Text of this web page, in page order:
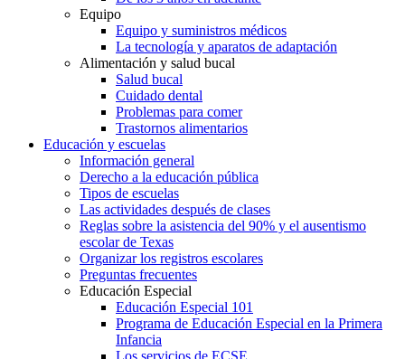
Equipo
Equipo y suministros médicos
La tecnología y aparatos de adaptación
Alimentación y salud bucal
Salud bucal
Cuidado dental
Problemas para comer
Trastornos alimentarios
Educación y escuelas
Información general
Derecho a la educación pública
Tipos de escuelas
Las actividades después de clases
Reglas sobre la asistencia del 90% y el ausentismo
escolar de Texas
Organizar los registros escolares
Preguntas frecuentes
Educación Especial
Educación Especial 101
Programa de Educación Especial en la Primera
Infancia
Los servicios de ECSE